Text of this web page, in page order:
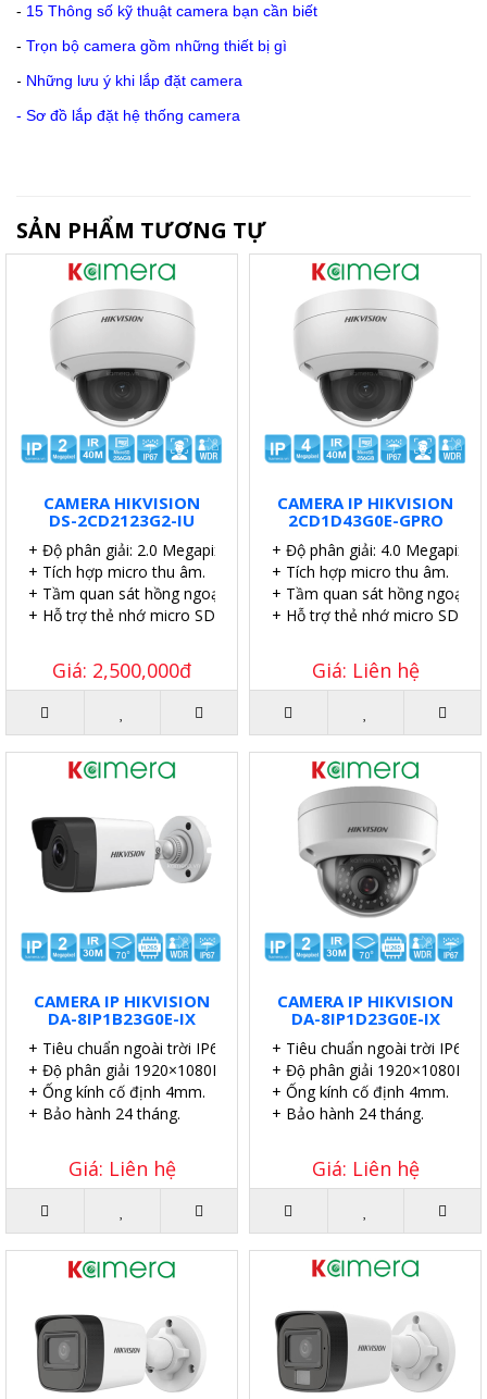
- 15 Thông số kỹ thuật camera bạn cần biết
- Trọn bộ camera gồm những thiết bị gì
- Những lưu ý khi lắp đặt camera
- Sơ đồ lắp đặt hệ thống camera
SẢN PHẨM TƯƠNG TỰ
CAMERA HIKVISION
DS-2CD2123G2-IU
+ Độ phân giải: 2.0 Megapixel.
+ Tích hợp micro thu âm.
+ Tầm quan sát hồng ngoại: 40 mét.
+ Hỗ trợ thẻ nhớ micro SD 256GB.
Giá: 2,500,000đ
CAMERA IP HIKVISION
2CD1D43G0E-GPRO
+ Độ phân giải: 4.0 Megapixel.
+ Tích hợp micro thu âm.
+ Tầm quan sát hồng ngoại:
+ Hỗ trợ thẻ nhớ micro SD
Giá: Liên hệ
CAMERA IP HIKVISION
DA-8IP1B23G0E-IX
+ Tiêu chuẩn ngoài trời IP67.
+ Độ phân giải 1920×1080P.
+ Ống kính cố định 4mm.
+ Bảo hành 24 tháng.
Giá: Liên hệ
CAMERA IP HIKVISION
DA-8IP1D23G0E-IX
+ Tiêu chuẩn ngoài trời IP67.
+ Độ phân giải 1920×1080P.
+ Ống kính cố định 4mm.
+ Bảo hành 24 tháng.
Giá: Liên hệ